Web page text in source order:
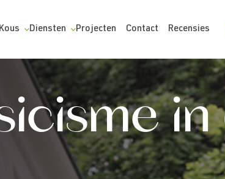
Diensten Projecten Contact Recensies
in